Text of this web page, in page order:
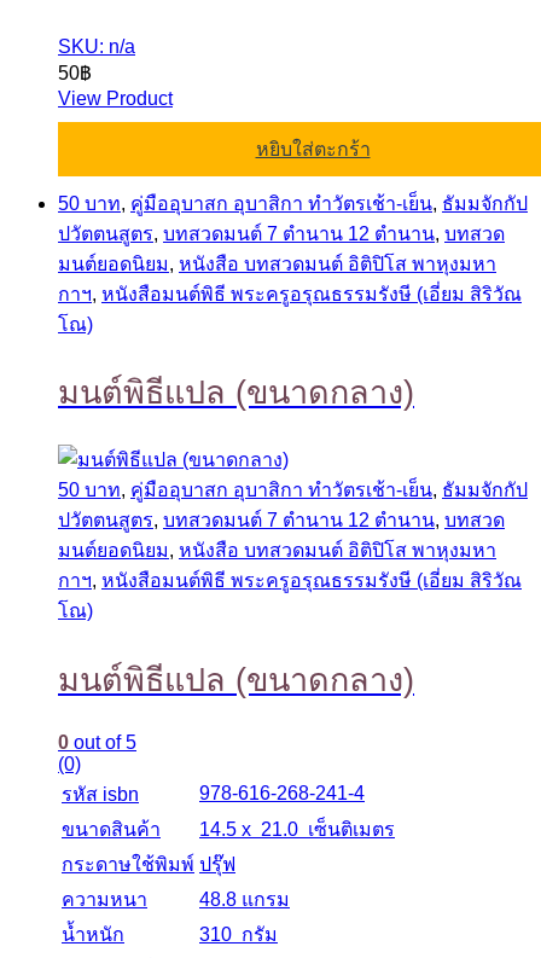
SKU: n/a
50฿
View Product
หยิบใส่ตะกร้า
50 บาท, คู่มืออุบาสก อุบาสิกา ทำวัตรเช้า-เย็น, ธัมมจักกัป
ปวัตตนสูตร, บทสวดมนต์ 7 ตำนาน 12 ตำนาน, บทสวด
มนต์ยอดนิยม, หนังสือ บทสวดมนต์ อิติปิโส พาหุงมหา
กาฯ, หนังสือมนต์พิธี พระครูอรุณธรรมรังษี (เอี่ยม สิริวัณ
โณ)
มนต์พิธีแปล (ขนาดกลาง)
50 บาท, คู่มืออุบาสก อุบาสิกา ทำวัตรเช้า-เย็น, ธัมมจักกัป
ปวัตตนสูตร, บทสวดมนต์ 7 ตำนาน 12 ตำนาน, บทสวด
มนต์ยอดนิยม, หนังสือ บทสวดมนต์ อิติปิโส พาหุงมหา
กาฯ, หนังสือมนต์พิธี พระครูอรุณธรรมรังษี (เอี่ยม สิริวัณ
โณ)
มนต์พิธีแปล (ขนาดกลาง)
0 out of 5
(0)
รหัส isbn
978-616-268-241-4
ขนาดสินค้า
14.5 x 21.0 เซ็นติเมตร
กระดาษใช้พิมพ์ ปรุ๊ฟ
ความหนา
48.8 แกรม
น้ำหนัก
310 กรัม